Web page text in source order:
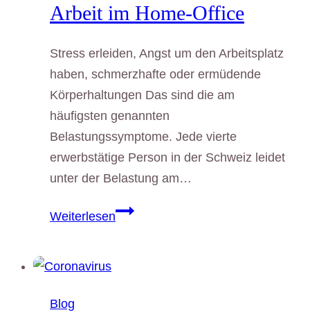
Arbeit im Home-Office
Stress erleiden, Angst um den Arbeitsplatz
haben, schmerzhafte oder ermüdende
Körperhaltungen Das sind die am
häufigsten genannten
Belastungssymptome. Jede vierte
erwerbstätige Person in der Schweiz leidet
unter der Belastung am…
WeiterlesenStress
Blog